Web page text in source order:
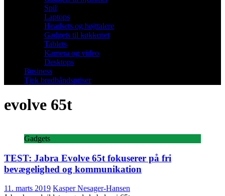
Spil
Laptops
Headsets og højttalere
Gadgets til køkkenet
Tablets
Kamera og video
Desktops
Business
Tjek bredbåndspriser
evolve 65t
Gadgets
TEST: Jabra Evolve 65t fokuserer på fri
bevægelighed og kommunikation
11. marts 2019 Kasper Nesager-Hansen